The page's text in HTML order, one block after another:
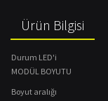
Ürün Bilgisi
Durum LED'i
MODÜL BOYUTU
Boyut aralığı